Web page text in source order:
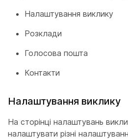
Налаштування виклику
Розклади
Голосова пошта
Контакти
Налаштування виклику
На сторінці налаштувань
налаштувати різні